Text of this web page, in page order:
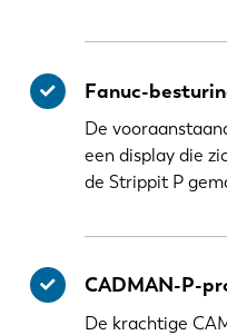
Fanuc-
De
een display die
de Strippit P
CADMAN-P-
De krachtige